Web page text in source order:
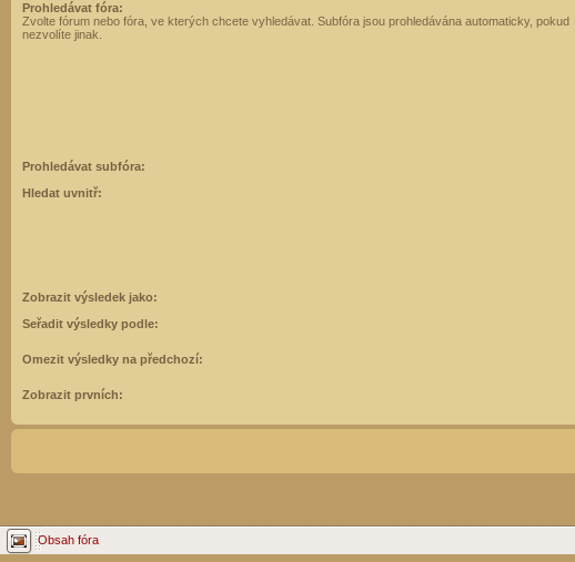
Prohledávat fóra:
Zvolte fórum nebo fóra, ve kterých chcete vyhledávat. Subfóra jsou prohledávána automaticky, pokud
nezvolíte jinak.
Prohledávat subfóra:
Hledat uvnitř:
Zobrazit výsledek jako:
Seřadit výsledky podle:
Omezit výsledky na předchozí:
Zobrazit prvních:
Obsah fóra